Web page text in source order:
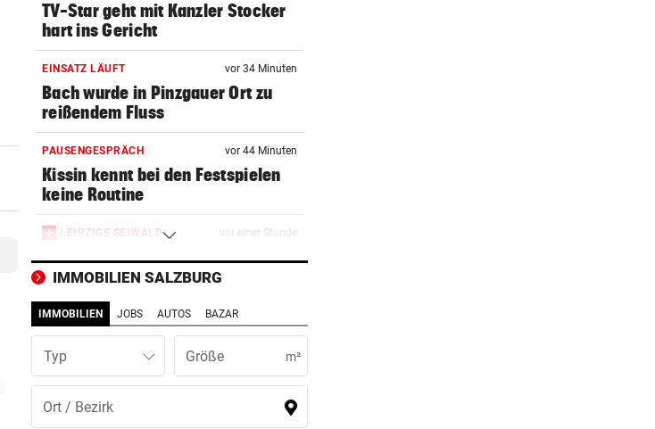
TV-Star geht mit Kanzler Stocker
hart ins Gericht
EINSATZ LÄUFT vor 34 Minuten
Bach wurde in Pinzgauer Ort zu
reißendem Fluss
PAUSENGESPRÄCH vor 44 Minuten
Kissin kennt bei den Festspielen
keine Routine
LEIPZIGS SEIWALD vor einer Stunde
„Er ist wie der Liebling aller
Schwiegermütter!“
PANZER ANGEKNABBERT vor 2 Stunden
Spaziergänger rettete Schildkröte
vor eigenem Hund
vor 3 Stunden
IMMOBILIEN SALZBURG
IMMOBILIEN JOBS AUTOS BAZAR
Typ m²